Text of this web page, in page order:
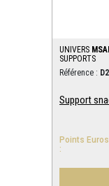
UNIVERS
SUPPORTS
Référence :
Support
Points Euros
: